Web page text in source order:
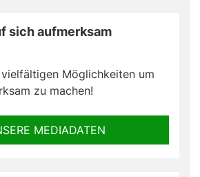
sich aufmerksam
Möglichkeiten um
zu machen!
MEDIADATEN